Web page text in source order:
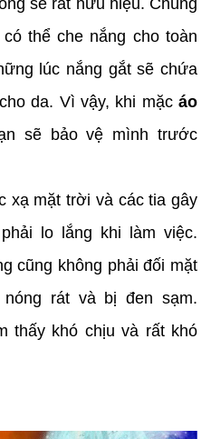
sẽ rất hữu hiệu. Chúng
thể che nắng cho toàn
lúc nắng gắt sẽ chứa
da. Vì vậy, khi mặc áo
sẽ bảo vệ mình trước
xạ mặt trời và các tia gây
lo lắng khi làm việc.
cũng không phải đối mặt
rát và bị đen sạm.
thấy khó chịu và rất khó